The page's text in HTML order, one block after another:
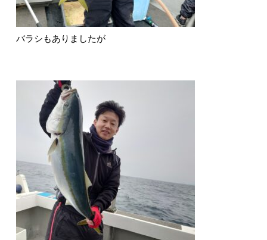
バラシもありましたが